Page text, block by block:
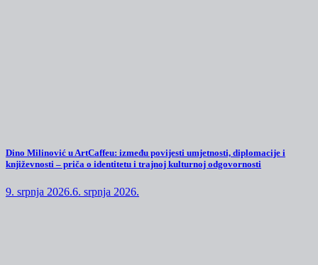
Dino Milinović u ArtCaffeu: između povijesti umjetnosti, diplomacije i
književnosti – priča o identitetu i trajnoj kulturnoj odgovornosti
9. srpnja 2026.6. srpnja 2026.